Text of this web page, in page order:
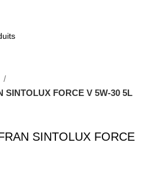
SINTOLUX FORCE V 5W-30 5L
SINTOLUX FORCE